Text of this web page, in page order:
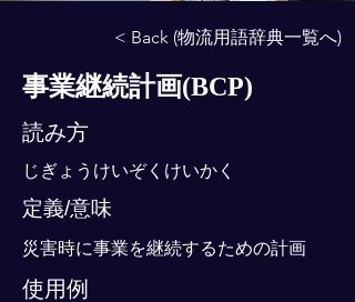
< Back (物流用語辞典一覧へ)
事業継続計画(BCP)
読み方
じぎょうけいぞくけいかく
定義/意味
災害時に事業を継続するための計画
使用例